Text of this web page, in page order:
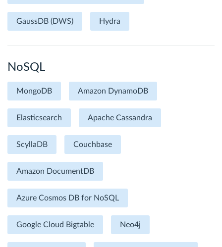
GaussDB (DWS) Hydra
NoSQL
MongoDB Amazon DynamoDB
Elasticsearch Apache Cassandra
ScyllaDB Couchbase
Amazon DocumentDB
Azure Cosmos DB for NoSQL
Google Cloud Bigtable Neo4j